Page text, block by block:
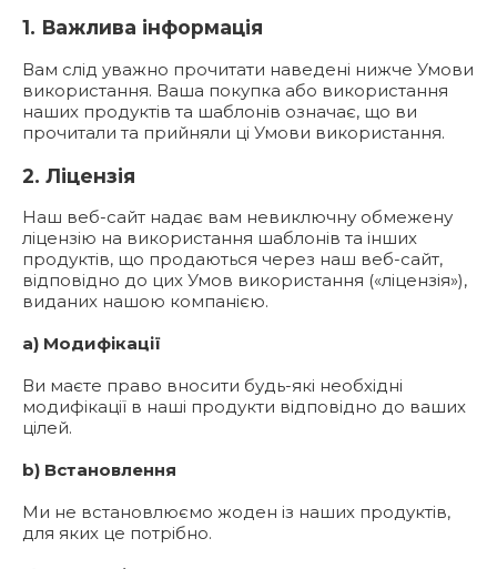
1. Важлива інформація
Вам слід уважно прочитати наведені нижче Умови
використання. Ваша покупка або використання
наших продуктів та шаблонів означає, що ви
прочитали та прийняли ці Умови використання.
2. Ліцензія
Наш веб-сайт надає вам невиключну обмежену
ліцензію на використання шаблонів та інших
продуктів, що продаються через наш веб-сайт,
відповідно до цих Умов використання («ліцензія»),
виданих нашою компанією.
a) Модифікації
Ви маєте право вносити будь-які необхідні
модифікації в наші продукти відповідно до ваших
цілей.
b) Встановлення
Ми не встановлюємо жоден із наших продуктів,
для яких це потрібно.